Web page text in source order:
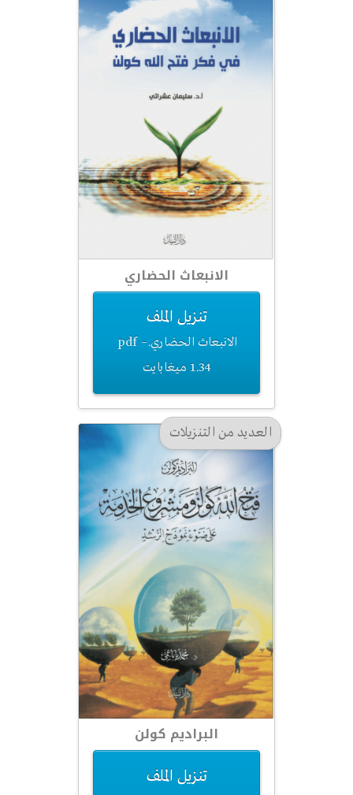
الانبعاث الحضاري
تنزيل الملف
الانبعاث الحضاري.pdf –
1.34 ميغابايت
العديد من التنزيلات
البراديم كولن
تنزيل الملف